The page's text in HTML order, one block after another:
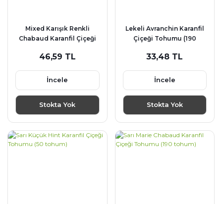
Mixed Karışık Renkli
Chabaud Karanfil Çiçeği
46,59 TL
İncele
Stokta Yok
Lekeli Avranchin Karanfil
Çiçeği Tohumu (190
33,48 TL
İncele
Stokta Yok